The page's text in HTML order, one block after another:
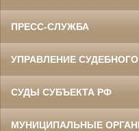
ПРЕСС-СЛУЖБА
УПРАВЛЕНИЕ
СУДЫ СУБЪЕКТА РФ
МУНИЦИПАЛЬНЫЕ